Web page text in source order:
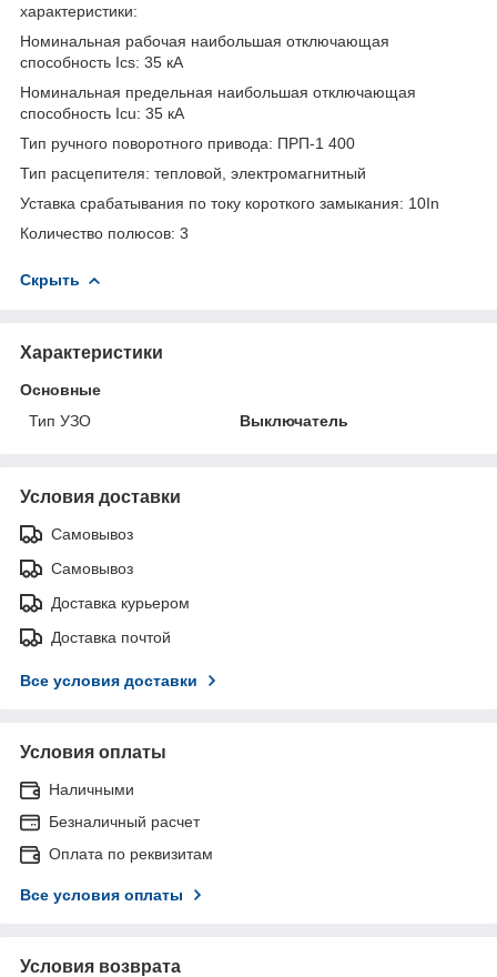
характеристики:
Номинальная рабочая наибольшая отключающая
способность Ics: 35 кА
Номинальная предельная наибольшая отключающая
способность Icu: 35 кА
Тип ручного поворотного привода: ПРП-1 400
Тип расцепителя: тепловой, электромагнитный
Уставка срабатывания по току короткого замыкания: 10In
Количество полюсов: 3
Скрыть
Характеристики
Основные
Тип УЗО
Выключатель
Условия доставки
Самовывоз
Самовывоз
Доставка курьером
Доставка почтой
Все условия доставки
Условия оплаты
Наличными
Безналичный расчет
Оплата по реквизитам
Все условия оплаты
Условия возврата